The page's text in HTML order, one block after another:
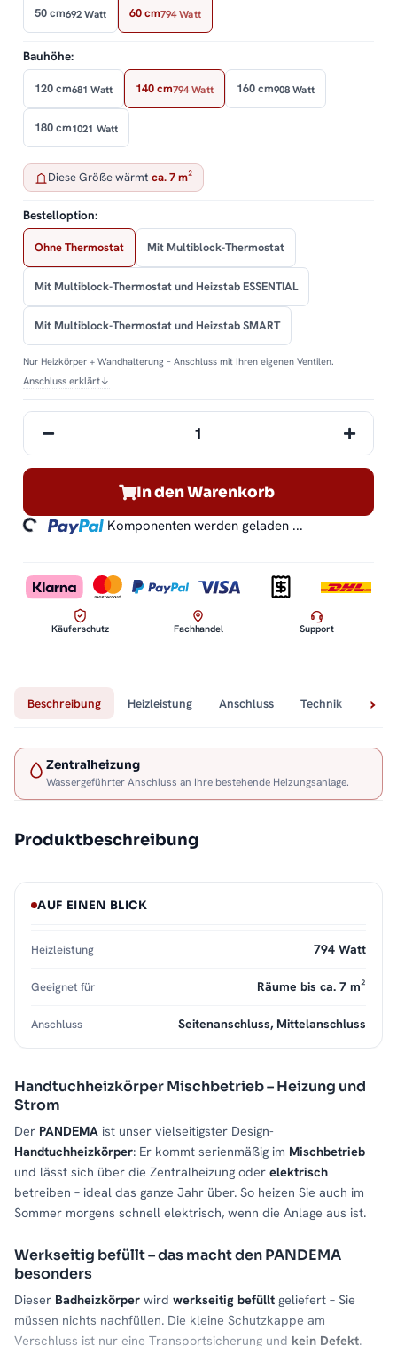
50 cm692 Watt 60 cm794 Watt
Bauhöhe:
120 cm681 Watt 140 cm794 Watt 160 cm908 Watt
180 cm1021 Watt
Diese Größe wärmt ca. 7 m²
Bestelloption:
Ohne Thermostat Mit Multiblock-Thermostat
Mit Multiblock-Thermostat und Heizstab ESSENTIAL
Mit Multiblock-Thermostat und Heizstab SMART
Nur Heizkörper + Wandhalterung – Anschluss mit Ihren eigenen Ventilen.
Anschluss erklärt↓
In den Warenkorb
Komponenten werden geladen ...
Käuferschutz Fachhandel Support
Beschreibung Heizleistung Anschluss Technik
Zentralheizung
Wassergeführter Anschluss an Ihre bestehende Heizungsanlage.
Produktbeschreibung
Handtuchheizkörper Mischbetrieb – Heizung und
Strom
Der PANDEMA ist unser vielseitigster Design-
Handtuchheizkörper: Er kommt serienmäßig im Mischbetrieb
und lässt sich über die Zentralheizung oder elektrisch
betreiben – ideal das ganze Jahr über. So heizen Sie auch im
Sommer morgens schnell elektrisch, wenn die Anlage aus ist.
Werkseitig befüllt – das macht den PANDEMA
besonders
Dieser Badheizkörper wird werkseitig befüllt geliefert – Sie
müssen nichts nachfüllen. Die kleine Schutzkappe am
Verschluss ist nur eine Transportsicherung und kein Defekt.
AUF EINEN BLICK
Heizleistung 794 Watt
Geeignet für Räume bis ca. 7 m²
Anschluss Seitenanschluss, Mittelanschluss